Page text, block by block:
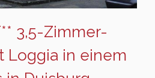
3,5-Zimmer-
Loggia in einem